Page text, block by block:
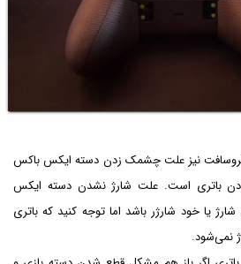
نیز علت چشمک زدن دسته ایکس باکس
باتری است. علت شارژ نشدن دسته ایکس
یا خود شارژر باشد اما توجه کنید که باتری
نمی‌شود.